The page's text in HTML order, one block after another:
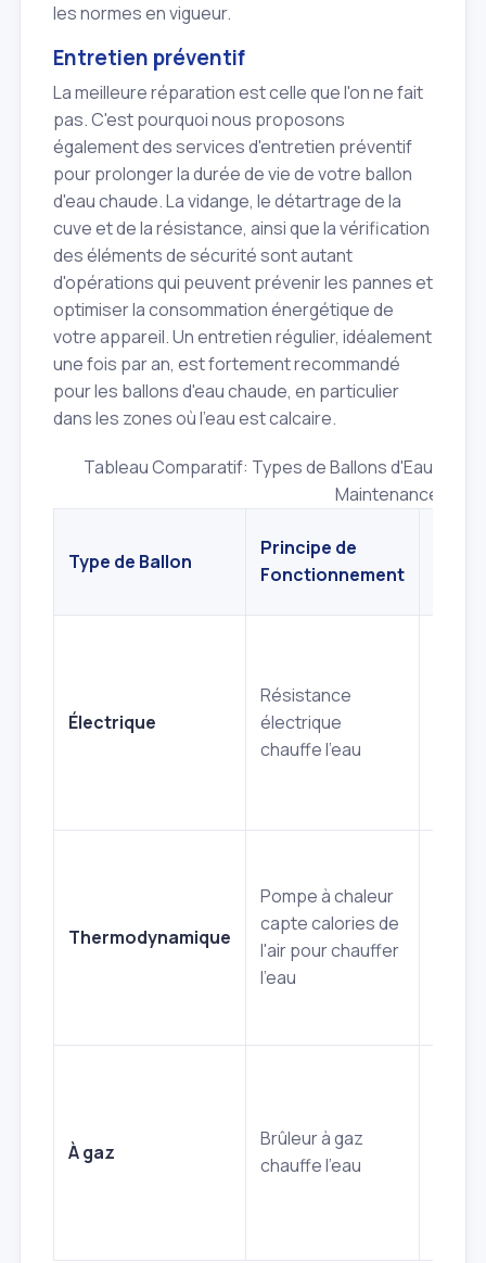
les normes en vigueur.
Entretien préventif
La meilleure réparation est celle que l'on ne fait
pas. C'est pourquoi nous proposons
également des services d'entretien préventif
pour prolonger la durée de vie de votre ballon
d'eau chaude. La vidange, le détartrage de la
cuve et de la résistance, ainsi que la vérification
des éléments de sécurité sont autant
d'opérations qui peuvent prévenir les pannes et
optimiser la consommation énergétique de
votre appareil. Un entretien régulier, idéalement
une fois par an, est fortement recommandé
pour les ballons d'eau chaude, en particulier
dans les zones où l'eau est calcaire.
Tableau Comparatif: Types de Ballons d'Eau
Maintenance
Type de Ballon
Principe de
Fonctionnement
Électrique
Résistance
électrique
chauffe l'eau
Thermodynamique
Pompe à chaleur
capte calories de
l'air pour chauffer
l'eau
À gaz
Brûleur à gaz
chauffe l'eau